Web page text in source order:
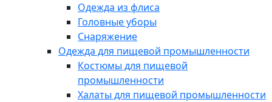
Одежда из флиса
Головные уборы
Снаряжение
Одежда для пищевой промышленности
Костюмы для пищевой
промышленности
Халаты для пищевой промышленности